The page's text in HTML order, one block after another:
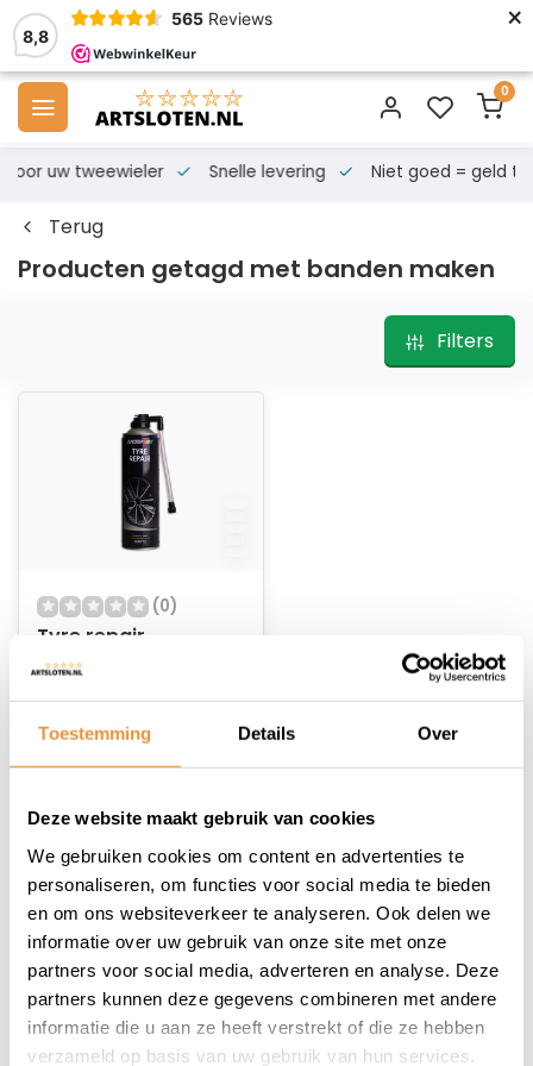
Toestemming Details Over
Deze website maakt gebruik van cookies
We gebruiken cookies om content en advertenties te
personaliseren, om functies voor social media te bieden
en om ons websiteverkeer te analyseren. Ook delen we
informatie over uw gebruik van onze site met onze
partners voor social media, adverteren en analyse. Deze
partners kunnen deze gegevens combineren met andere
informatie die u aan ze heeft verstrekt of die ze hebben
verzameld op basis van uw gebruik van hun services.
8,8
565 Reviews ×
0
voor uw tweewieler Snelle levering Niet goed = geld
Terug
Producten getagd met banden maken
Filters
(0)
Tyre repair
Op voorraad
22,67
1